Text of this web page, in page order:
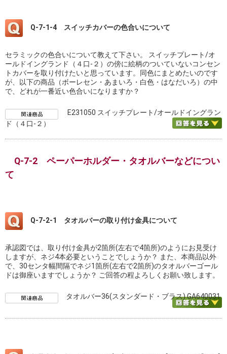
Q-7-1-4 スイッチカバーの色合いについて
セラミックの色合いについて教えて下さい。 スイッチプレート/オ
ールドイングランド（４口-２）の傍に絵柄のついていないコンセン
トカバーを取り付けたいと思っています。同色にまとめたいのです
が、以下の商品（ボーレセン・あまいろ・白色・はなだいろ）の中
で、どれが一番近い色合いになりますか？
E231050 スイッチプレート/オールドイングラン
ド（４口-２）
Q-7-2 ペーパーホルダー・タオルバーなどについ
て
Q-7-2-1 タオルバーの取り付け金具について
承認図では、取り付け金具が2箇所(左右で4箇所)のようにお見受け
しますが、ネジ4本必要ということでしょうか？ また、本商品以外
で、30センタ幅間隔でネジ1箇所(左右で2箇所)のタオルバーゴール
ドは御座いますでしょうか？ ご回答の程よろしくお願い致します。
タオルバー36(スタンダード・ブラス) GA640031